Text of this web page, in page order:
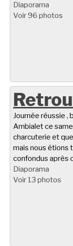
Diaporama
Voir 96 photos
Journée réussie ,
Ambialet ce
charcuterie et
mais nous étions
confondus après
Diaporama
Voir 13 photos